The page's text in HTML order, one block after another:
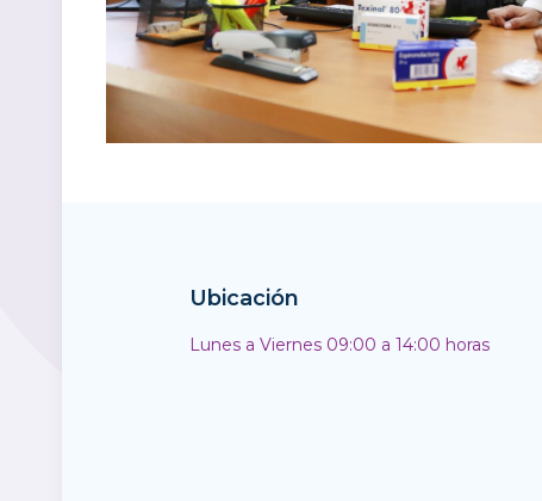
Ubicación
Lunes a Viernes 09:00 a 14:00 horas